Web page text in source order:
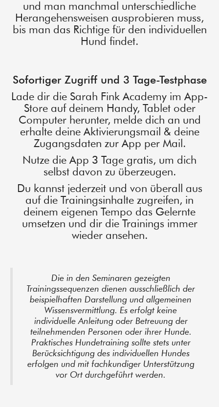
und man manchmal unterschiedliche
Herangehensweisen ausprobieren muss,
bis man das Richtige für den individuellen
Hund findet.
Sofortiger Zugriff und 3 Tage-Testphase
Lade dir die Sarah Fink Academy im App-
Store auf deinem Handy, Tablet oder
Computer herunter, melde dich an und
erhalte deine Aktivierungsmail & deine
Zugangsdaten zur App per Mail.
Nutze die App 3 Tage gratis, um dich
selbst davon zu überzeugen.
Du kannst jederzeit und von überall aus
auf die Trainingsinhalte zugreifen, in
deinem eigenen Tempo das Gelernte
umsetzen und dir die Trainings immer
wieder ansehen.
Die in den Seminaren gezeigten
Trainingssequenzen dienen ausschließlich der
beispielhaften Darstellung und allgemeinen
Wissensvermittlung. Es erfolgt keine
individuelle Anleitung oder Betreuung der
teilnehmenden Personen oder ihrer Hunde.
Praktisches Hundetraining sollte stets unter
Berücksichtigung des individuellen Hundes
erfolgen und mit fachkundiger Unterstützung
vor Ort durchgeführt werden.